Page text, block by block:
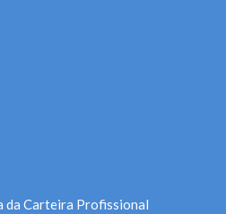
da Carteira Profissional